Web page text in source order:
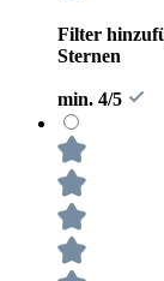
Filter
Sternen
min. 4/5